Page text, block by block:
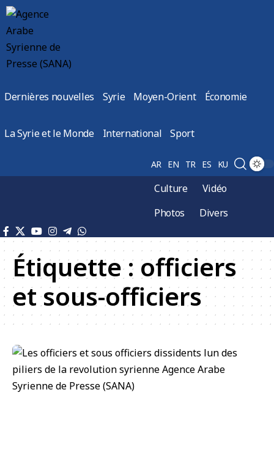
Dernières nouvelles Syrie Moyen-Orient Économie
La Syrie et le Monde International Sport
AR EN TR ES KU
Culture
Vidéo
Photos
Divers
Étiquette : officiers
et sous-officiers